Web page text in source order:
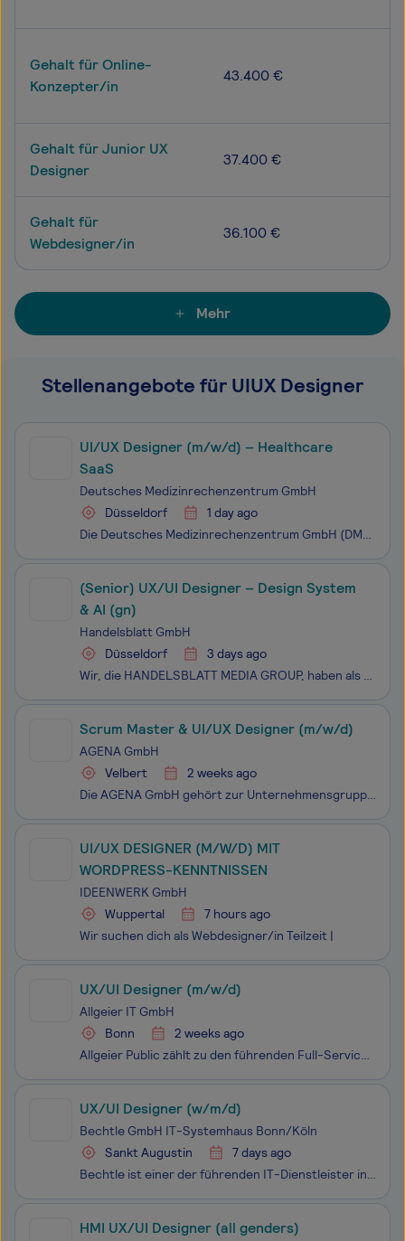
Gehalt für Online-
Konzepter/in
43.400 €
Gehalt für Junior UX
Designer
37.400 €
Gehalt für
Webdesigner/in
36.100 €
Mehr
Stellenangebote für UIUX Designer
UI/UX Designer (m/w/d) – Healthcare
SaaS
Deutsches Medizinrechenzentrum GmbH
Düsseldorf
1 day ago
Die Deutsches Medizinrechenzentrum GmbH (DMRZ) ist ein führender Anbieter für Abrechnung, Branchensoftware und Services im Gesundheitswesen. Unsere innovativen Lösungen werden von über 10.000 Kunden in verschiedensten Leistungsbereichen genutzt. Unser Ziel ist es, die besten Lösungen für unsere Kund
(Senior) UX/UI Designer – Design System
& AI (gn)
Handelsblatt GmbH
Düsseldorf
3 days ago
Wir, die HANDELSBLATT MEDIA GROUP, haben als führendes Medienhaus für Wirtschafts- und Finanzinformationen in Deutschland und Europa eine wichtige Mission: „Wir möchten Menschen befähigen, Wirtschaft zu verstehen“. Dafür brauchen wir dich! In unserem Headquarter in Düsseldorf arbei
Scrum Master & UI/UX Designer (m/w/d)
AGENA GmbH
Velbert
2 weeks ago
Die AGENA GmbH gehört zur Unternehmensgruppe Gretsch-Unitas, die ein komplettes Produktprogramm in der Beschlagtechnik für Fenster und Türen, automatische Eingangssysteme sowie Elektronik- und Sicherheitstechnik bietet. Unsere Produkte sind weltweit erfolgreich und in vielen Anwendungsbereichen sind
UI/UX DESIGNER (M/W/D) MIT
WORDPRESS-KENNTNISSEN
IDEENWERK GmbH
Wuppertal
7 hours ago
Wir suchen dich als Webdesigner/in Teilzeit |
UX/UI Designer (m/w/d)
Allgeier IT GmbH
Bonn
2 weeks ago
Allgeier Public zählt zu den führenden Full-Service-Providern für Digitalisierungsprojekte der öffentlichen Verwaltungen in Deutschland. Unsere Teams mit rund 500 Kolleginnen und Kollegen gestalten den digitalen Wandel der Verwaltung und unterstützen unsere Kunden mit Fachkompetenz, Beratung und Lös
UX/UI Designer (w/m/d)
Bechtle GmbH IT-Systemhaus Bonn/Köln
Sankt Augustin
7 days ago
Bechtle ist einer der führenden IT-Dienstleister in Europa. Wir gestalten zukunftsfähige IT-Architekturen - von klassischer IT-Infrastruktur über Digitalisierung, Multi Cloud, Modern Workplace und Security bis Künstliche Intelligenz und Managed Services. Wir bieten unseren Kunden zusätzlich intellig
HMI UX/UI Designer (all genders)